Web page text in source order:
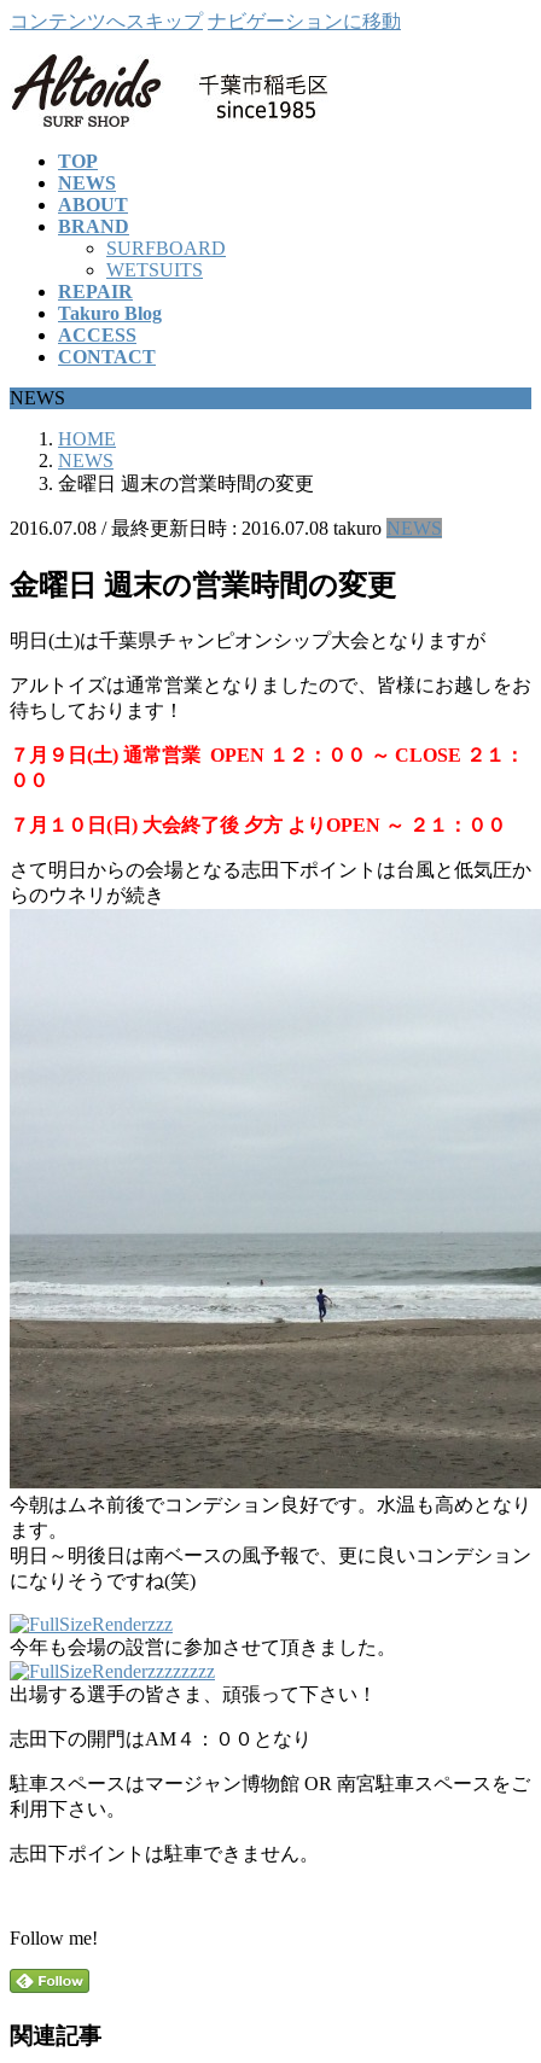
コンテンツへスキップ ナビゲーションに移動
TOP
NEWS
ABOUT
BRAND
SURFBOARD
WETSUITS
REPAIR
Takuro Blog
ACCESS
CONTACT
NEWS
HOME
NEWS
金曜日 週末の営業時間の変更
2016.07.08 / 最終更新日時 : 2016.07.08 takuro NEWS
金曜日 週末の営業時間の変更
明日(土)は千葉県チャンピオンシップ大会となりますが
アルトイズは通常営業となりましたので、皆様にお越しをお
待ちしております！
７月９日(土) 通常営業 OPEN １２：００ ～ CLOSE ２１：
００
７月１０日(日) 大会終了後 夕方 よりOPEN ～ ２１：００
さて明日からの会場となる志田下ポイントは台風と低気圧か
らのウネリが続き
今朝はムネ前後でコンデション良好です。水温も高めとなり
ます。
明日～明後日は南ベースの風予報で、更に良いコンデション
になりそうですね(笑)
今年も会場の設営に参加させて頂きました。
出場する選手の皆さま、頑張って下さい！
志田下の開門はAM４：００となり
駐車スペースはマージャン博物館 OR 南宮駐車スペースをご
利用下さい。
志田下ポイントは駐車できません。
Follow me!
関連記事